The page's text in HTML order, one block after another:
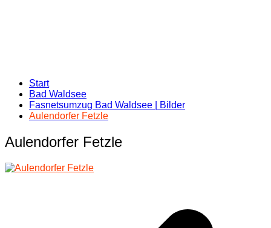
Start
Bad Waldsee
Fasnetsumzug Bad Waldsee | Bilder
Aulendorfer Fetzle
Aulendorfer Fetzle